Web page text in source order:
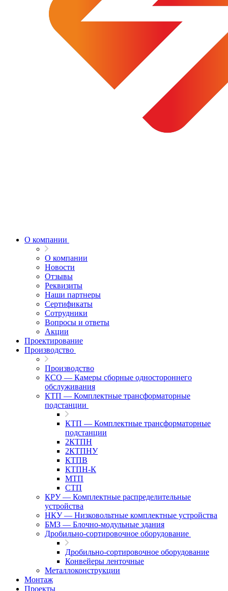
О компании
О компании
Новости
Отзывы
Реквизиты
Наши партнеры
Сертификаты
Сотрудники
Вопросы и ответы
Акции
Проектирование
Производство
Производство
КСО — Камеры сборные одностороннего
обслуживания
КТП — Комплектные трансформаторные
подстанции
КТП — Комплектные трансформаторные
подстанции
2КТПН
2КТПНУ
КТПВ
КТПН-К
МТП
СТП
КРУ — Комплектные распределительные
устройства
НКУ — Низковольтные комплектные устройства
БМЗ — Блочно-модульные здания
Дробильно-сортировочное оборудование
Дробильно-сортировочное оборудование
Конвейеры ленточные
Металлоконструкции
Монтаж
Проекты